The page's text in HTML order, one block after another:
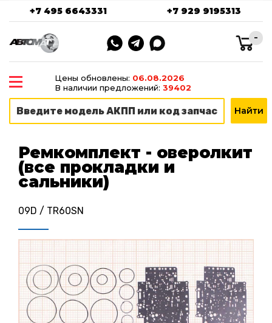
+7 495 6643331 +7 929 9195313
-
Цены обновлены: 06.08.2026
В наличии предложений: 39402
Ремкомплект - оверолкит
(все прокладки и
сальники)
09D / TR60SN